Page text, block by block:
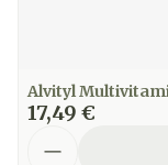
Alvityl
17,49 €